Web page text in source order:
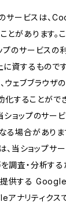
のサービスは、
とがあります。
プのサービス
に資するもので
ウェブブラウザ
することがで
ショップのサー
る場合がありま
は、当ショップ
調査・分析する
供する Google
アナリティクス